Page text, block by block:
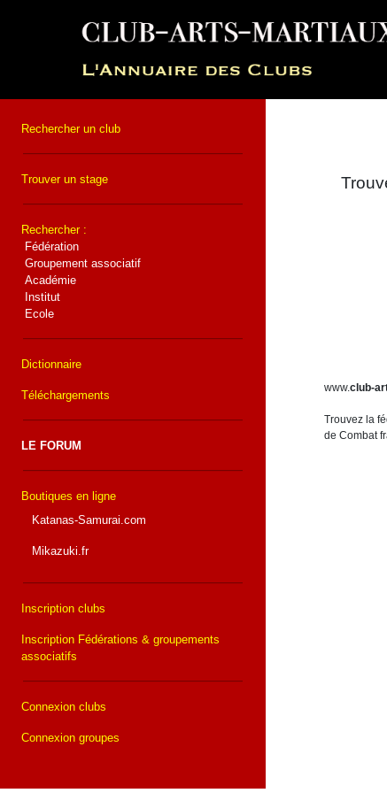
Rechercher un club
Trouver un stage
Rechercher :
Fédération
Groupement associatif
Académie
Institut
Ecole
Dictionnaire
Téléchargements
LE FORUM
Boutiques en ligne
Katanas-Samurai.com
Mikazuki.fr
Inscription clubs
Inscription Fédérations & groupements
associatifs
Connexion clubs
Connexion groupes
www.club-
Trouvez la
de Combat